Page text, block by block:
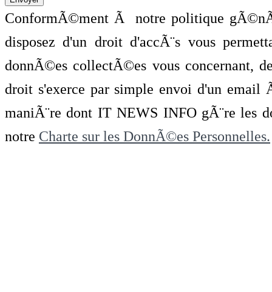
ConformÃ©ment Ã notre politique
disposez d'un droit d'accÃ¨s vous
donnÃ©es collectÃ©es vous concernant,
droit s'exerce par simple envoi d'un
maniÃ¨re dont IT NEWS INFO gÃ¨re les
notre Charte sur les DonnÃ©es Personnelles.